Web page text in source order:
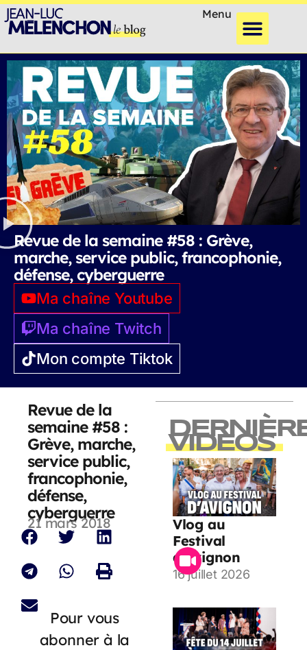
Menu
Revue de la semaine #58 : Grève,
marche, service public, francophonie,
défense, cyberguerre
Ma chaîne Youtube
Ma chaîne Twitch
Mon compte Tiktok
Revue de la
semaine #58 :
Grève, marche,
service public,
francophonie,
défense,
cyberguerre
21 mars 2018
Pour vous
abonner à la
VIDEOS
Vlog au
Festival
d’Avignon
16 juillet 2026